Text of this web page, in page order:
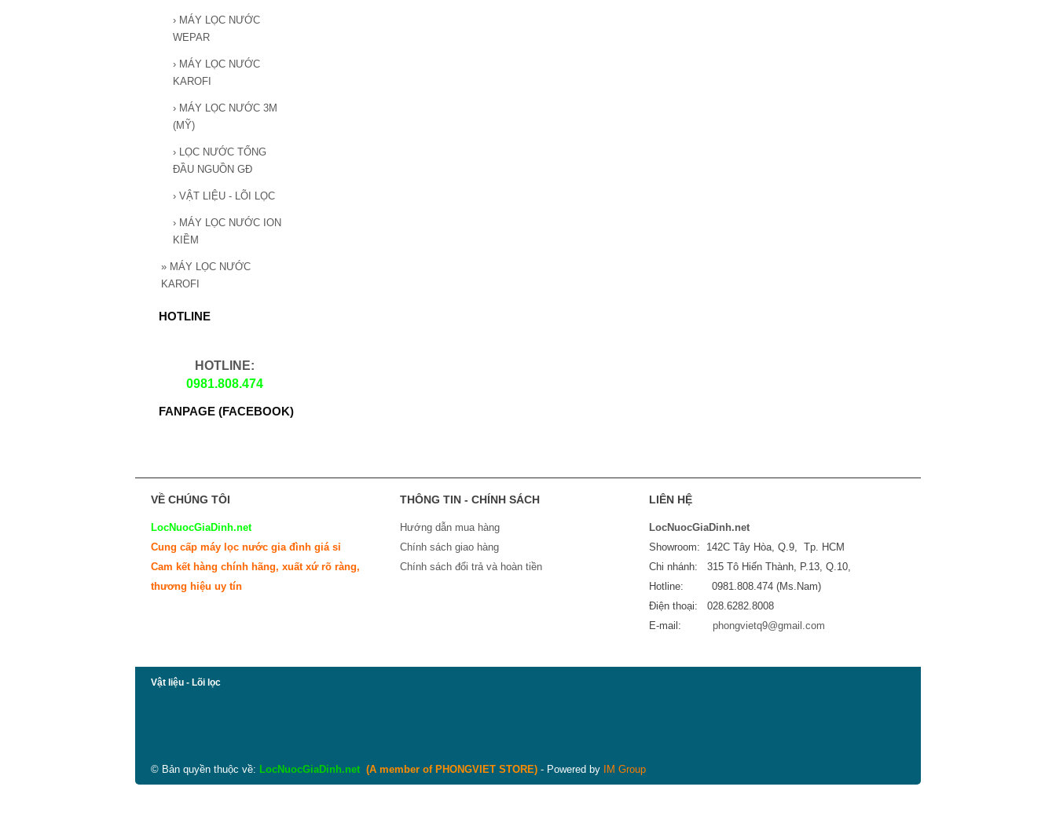
Vật liệu - Lõi lọc
› MÁY LỌC NƯỚC
WEPAR
› MÁY LỌC NƯỚC
KAROFI
› MÁY LỌC NƯỚC 3M
(MỸ)
› LỌC NƯỚC TỔNG
ĐẦU NGUỒN GĐ
› VẬT LIỆU - LÕI LỌC
› MÁY LỌC NƯỚC ION
KIỀM
» MÁY LỌC NƯỚC
KAROFI
HOTLINE
HOTLINE:
0981.808.474
FANPAGE (FACEBOOK)
VỀ CHÚNG TÔI
LocNuocGiaDinh.net
Cung cấp máy lọc nước gia đình giá sỉ
Cam kết hàng chính hãng, xuất xứ rõ ràng,
thương hiệu uy tín
THÔNG TIN - CHÍNH SÁCH
Hướng dẫn mua hàng
Chính sách giao hàng
Chính sách đổi trả và hoàn tiền
LIÊN HỆ
LocNuocGiaDinh.net
Showroom: 142C Tây Hòa, Q.9, Tp. HCM
Chi nhánh: 315 Tô Hiến Thành, P.13, Q.10,
Hotline: 0981.808.474 (Ms.Nam)
Điện thoại: 028.6282.8008
E-mail: phongvietq9@gmail.com
© Bản quyền thuộc về: LocNuocGiaDinh.net (A member of PHONGVIET STORE) - Powered by IM Group